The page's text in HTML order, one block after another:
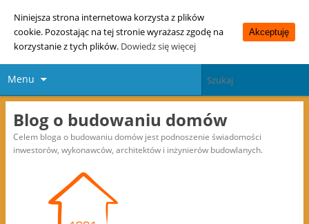
Menu
Blog o budowaniu domów
Celem bloga o budowaniu domów jest podnoszenie świadomości
inwestorów, wykonawców, architektów i inżynierów budowlanych.
Niniejsza strona internetowa korzysta z plików
cookie. Pozostając na tej stronie wyrażasz zgodę na
korzystanie z tych plików. Dowiedz się więcej
Akceptuję